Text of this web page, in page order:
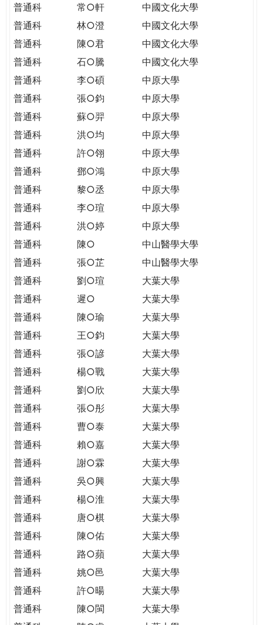
普通科
常○軒
中國文化大學
普通科
林○澄
中國文化大學
普通科
陳○君
中國文化大學
普通科
石○騰
中國文化大學
普通科
李○碩
中原大學
普通科
張○鈞
中原大學
普通科
蘇○羿
中原大學
普通科
洪○均
中原大學
普通科
許○翎
中原大學
普通科
鄧○鴻
中原大學
普通科
黎○丞
中原大學
普通科
李○瑄
中原大學
普通科
洪○婷
中原大學
普通科
陳○
中山醫學大學
普通科
張○芷
中山醫學大學
普通科
劉○瑄
大葉大學
普通科
遲○
大葉大學
普通科
陳○瑜
大葉大學
普通科
王○鈞
大葉大學
普通科
張○諺
大葉大學
普通科
楊○戰
大葉大學
普通科
劉○欣
大葉大學
普通科
張○彤
大葉大學
普通科
曹○泰
大葉大學
普通科
賴○嘉
大葉大學
普通科
謝○霖
大葉大學
普通科
吳○興
大葉大學
普通科
楊○淮
大葉大學
普通科
唐○棋
大葉大學
普通科
陳○佑
大葉大學
普通科
路○蘋
大葉大學
普通科
姚○邑
大葉大學
普通科
許○暘
大葉大學
普通科
陳○閩
大葉大學